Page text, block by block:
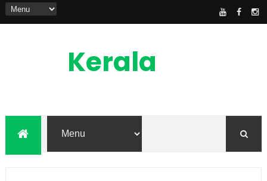
Kerala
Feed